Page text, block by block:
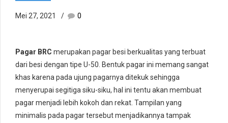
Mei 27, 2021 0
Pagar BRC merupakan pagar besi berkualitas yang terbuat
dari besi dengan tipe U-50. Bentuk pagar ini memang sangat
khas karena pada ujung pagarnya ditekuk sehingga
menyerupai segitiga siku-siku, hal ini tentu akan membuat
pagar menjadi lebih kokoh dan rekat. Tampilan yang
minimalis pada pagar tersebut menjadikannya tampak